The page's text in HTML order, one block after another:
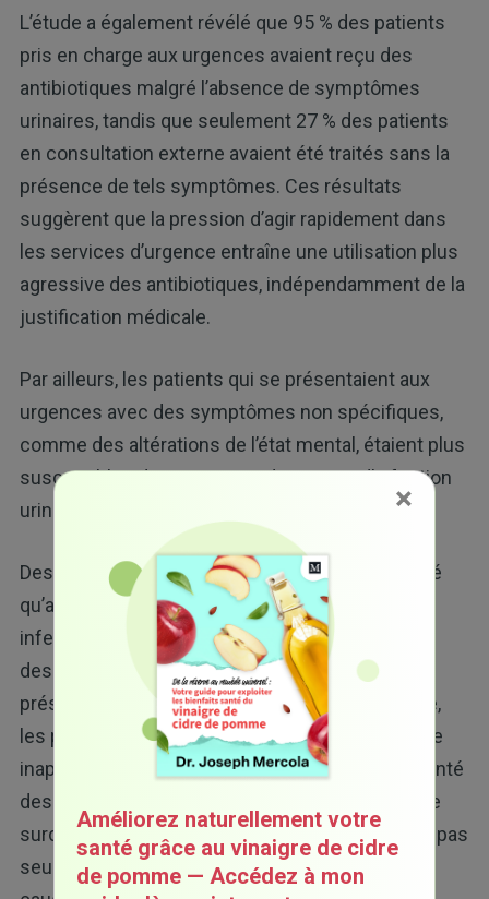
L’étude a également révélé que 95 % des patients
pris en charge aux urgences avaient reçu des
antibiotiques malgré l’absence de symptômes
urinaires, tandis que seulement 27 % des patients
en consultation externe avaient été traités sans la
présence de tels symptômes. Ces résultats
suggèrent que la pression d’agir rapidement dans
les services d’urgence entraîne une utilisation plus
agressive des antibiotiques, indépendamment de la
justification médicale.
Par ailleurs, les patients qui se présentaient aux
urgences avec des symptômes non spécifiques,
comme des altérations de l’état mental, étaient plus
susceptibles de recevoir un diagnostic d’infection
urinaire.
Des études antérieures ont également démontré
qu’au sein des patients diagnostiqués avec une
infection urinaire aux urgences, seulement 32 %
des adultes et à peine 17 % des plus âgés
présentaient des symptômes urinaires. En outre,
les patients ayant reçu un traitement antibiotique
inapproprié pour une infection urinaire ont présenté
des complications de santé plus importantes. Le
surdiagnostic et le surtraitement ne permettent pas
seulement de ne pas traiter efficacement les
×
Améliorez naturellement votre
santé grâce au vinaigre de cidre
de pomme — Accédez à mon